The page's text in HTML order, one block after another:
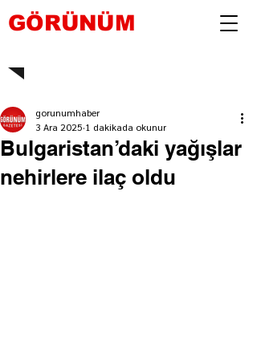
GÖRÜNÜM
Bulgaristan’daki yağışlar
nehirlere ilaç oldu
gorunumhaber
3 Ara 2025 1 dakikada okunur